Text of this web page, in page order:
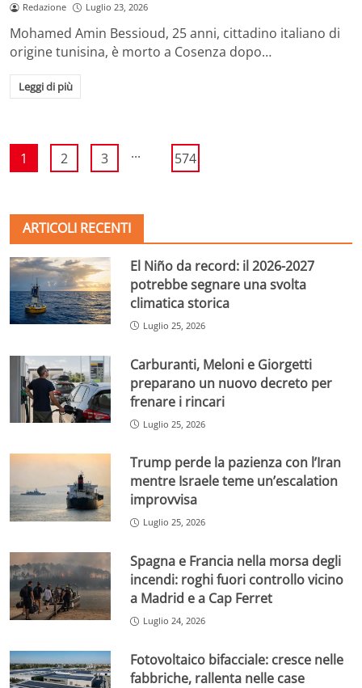
Redazione Luglio 23, 2026
Mohamed Amin Bessioud, 25 anni, cittadino italiano di
origine tunisina, è morto a Cosenza dopo…
Leggi di più
1 2 3 ... 574
ARTICOLI RECENTI
El Niño da record: il 2026-2027
potrebbe segnare una svolta
climatica storica
Luglio 25, 2026
Carburanti, Meloni e Giorgetti
preparano un nuovo decreto per
frenare i rincari
Luglio 25, 2026
Trump perde la pazienza con l’Iran
mentre Israele teme un’escalation
improvvisa
Luglio 25, 2026
Spagna e Francia nella morsa degli
incendi: roghi fuori controllo vicino
a Madrid e a Cap Ferret
Luglio 24, 2026
Fotovoltaico bifacciale: cresce nelle
fabbriche, rallenta nelle case